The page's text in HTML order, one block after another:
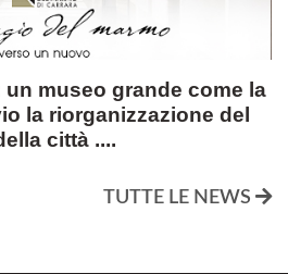
un museo grande come la
la riorganizzazione del
città ....
TUTTE LE NEWS